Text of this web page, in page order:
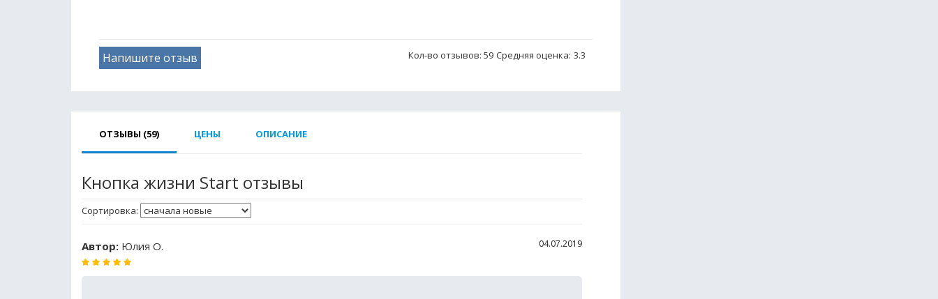
Кол-во отзывов: 59 Средняя оценка: 3.3
Напишите отзыв
ОТЗЫВЫ (59) ЦЕНЫ ОПИСАНИЕ
Кнопка жизни Start отзывы
Сортировка:
Автор: Юлия О. 04.07.2019